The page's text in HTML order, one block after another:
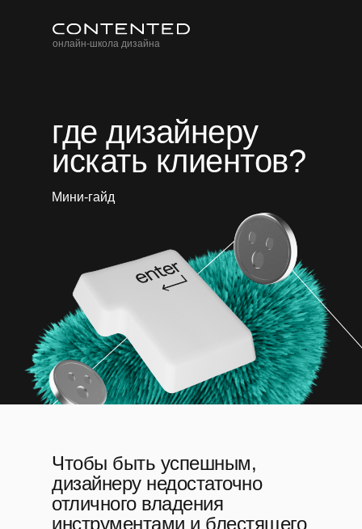
где дизайнеру
искать клиентов?
Мини-гайд
онлайн-школа дизайна
Чтобы быть успешным,
дизайнеру недостаточно
отличного владения
инструментами и блестящего